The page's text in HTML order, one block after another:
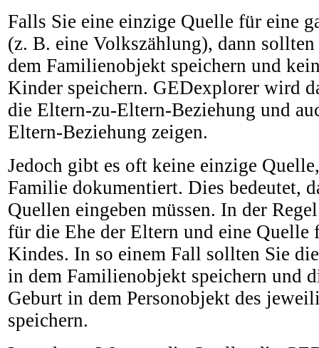
Falls Sie eine einzige Quelle für eine
(z. B. eine Volkszählung), dann
dem Familienobjekt speichern und
Kinder speichern. GEDexplorer wird
die Eltern-zu-Eltern-Beziehung und
Eltern-Beziehung zeigen.
Jedoch gibt es oft keine einzige
Familie dokumentiert. Dies bedeutet,
Quellen eingeben müssen. In der
für die Ehe der Eltern und eine Quelle
Kindes. In so einem Fall sollten Sie
in dem Familienobjekt speichern und
Geburt in dem Personobjekt des
speichern.